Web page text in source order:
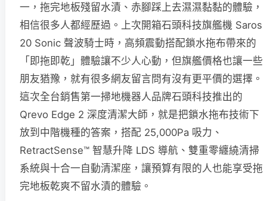
一，拖完地板殘留水漬、赤腳踩上去濕濕黏黏的體驗，
相信很多人都經歷過。上次開箱石頭科技旗艦機 Saros
20 Sonic 聲波騎士時，高頻震動搭配鎖水拖布帶來的
「即拖即乾」體驗讓不少人心動，但旗艦價格也讓一些
朋友猶豫，就有很多網友留言問有沒有更平價的選擇。
這次全台銷售第一掃地機器人品牌石頭科技推出的
Qrevo Edge 2 深度清潔大師，就是把鎖水拖布技術下
放到中階機種的答案，搭配 25,000Pa 吸力、
RetractSense™ 智慧升降 LDS 導航、雙重零纏繞清掃
系統與十合一自動清潔座，讓預算有限的人也能享受拖
完地板乾爽不留水漬的體驗。